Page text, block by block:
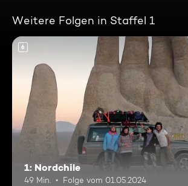
Weitere Folgen in Staffel 1
6
1: Nordchile
49 Min. Folge vom 01.05.2024